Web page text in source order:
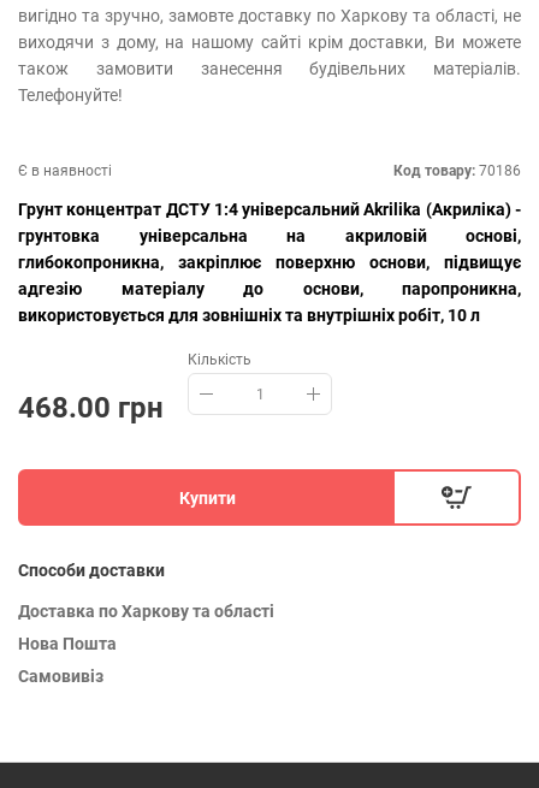
вигідно та зручно, замовте доставку по Харкову та області, не
виходячи з дому, на нашому сайті крім доставки, Ви можете
також замовити занесення будівельних матеріалів.
Телефонуйте!
Є в наявності Код товару: 70186
Грунт концентрат ДСТУ 1:4 універсальний Akrilika (Акриліка) -
грунтовка універсальна на акриловій основі,
глибокопроникна, закріплює поверхню основи, підвищує
адгезію матеріалу до основи, паропроникна,
використовується для зовнішніх та внутрішніх робіт, 10 л
468.00 грн
Кількість
Купити
Способи доставки
Доставка по Харкову та області
Нова Пошта
Самовивіз